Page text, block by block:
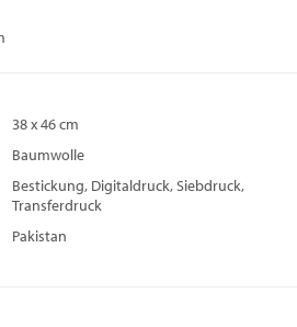
38 x 46 cm
Baumwolle
Bestickung, Digitaldruck, Siebdruck,
Transferdruck
Pakistan